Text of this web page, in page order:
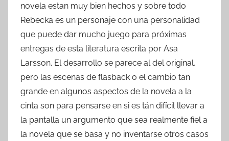
novela estan muy bien hechos y sobre todo
Rebecka es un personaje con una personalidad
que puede dar mucho juego para próximas
entregas de esta literatura escrita por Asa
Larsson. El desarrollo se parece al del original,
pero las escenas de flasback o el cambio tan
grande en algunos aspectos de la novela a la
cinta son para pensarse en si es tán difícil llevar a
la pantalla un argumento que sea realmente fiel a
la novela que se basa y no inventarse otros casos